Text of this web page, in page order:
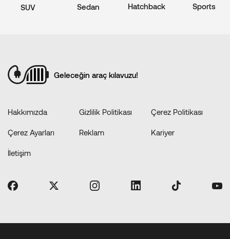
SUV Sedan Hatchback Sports
Geleceğin araç kılavuzu!
Hakkımızda Gizlilik Politikası Çerez Politikası
Çerez Ayarları Reklam Kariyer
İletişim